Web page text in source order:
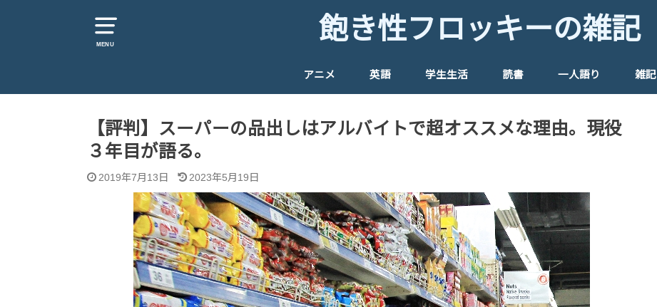
MENU 飽き性フロッキーの雑記
アニメ 英語 学生生活 読書 一人語り 雑記
【評判】スーパーの品出しはアルバイトで超オススメな理由。現役
３年目が語る。
2019年7月13日 2023年5月19日